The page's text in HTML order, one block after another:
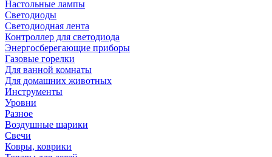
Настольные лампы
Светодиоды
Светодиодная лента
Контроллер для светодиода
Энергосберегающие приборы
Газовые горелки
Для ванной комнаты
Для домашних животных
Инструменты
Уровни
Разное
Воздушные шарики
Свечи
Ковры, коврики